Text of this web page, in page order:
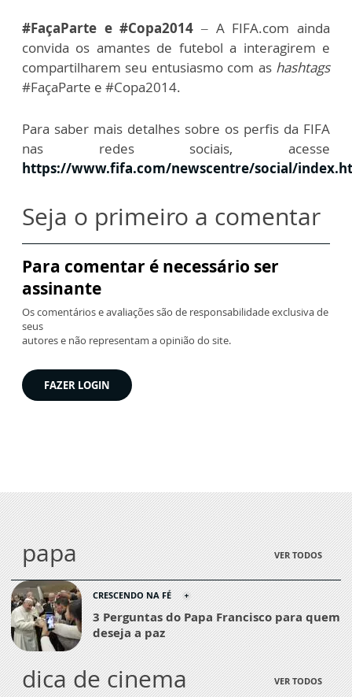
#FaçaParte e #Copa2014 – A FIFA.com ainda
convida os amantes de futebol a interagirem e
compartilharem seu entusiasmo com as hashtags
#FaçaParte e #Copa2014.
Para saber mais detalhes sobre os perfis da FIFA
nas redes sociais, acesse
https://www.fifa.com/newscentre/social/
Seja o primeiro a comentar
Para comentar é necessário ser
assinante
Os comentários e avaliações são de responsabilidade exclusiva de
seus
autores e não representam a opinião do site.
FAZER LOGIN
papa VER TODOS
CRESCENDO NA FÉ
3 Perguntas do Papa Francisco para quem
deseja a paz
dica de cinema VER TODOS